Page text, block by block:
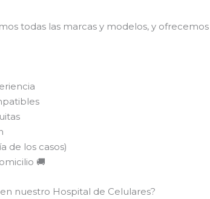
todas las marcas y modelos, y ofrecemos
de los casos)
🚚
nuestro Hospital de Celulares?